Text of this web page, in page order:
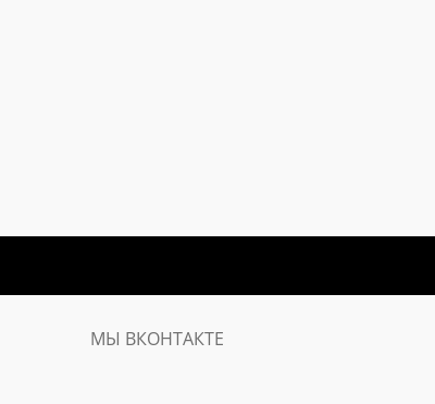
МЫ ВКОНТАКТЕ